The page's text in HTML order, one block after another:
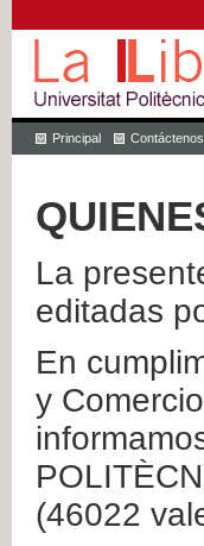
Principal Contáctenos
La
editadas
En
y
(46022